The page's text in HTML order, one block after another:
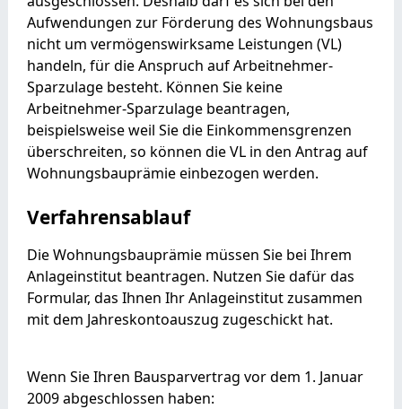
Aufwendungen zur Förderung des Wohnungsbaus
nicht um vermögenswirksame Leistungen (VL)
handeln, für die Anspruch auf Arbeitnehmer-
Sparzulage besteht. Können Sie keine
Arbeitnehmer-Sparzulage beantragen,
beispielsweise weil Sie die Einkommensgrenzen
überschreiten, so können die VL in den Antrag auf
Wohnungsbauprämie einbezogen werden.
Verfahrensablauf
Die Wohnungsbauprämie müssen Sie bei Ihrem
Anlageinstitut beantragen. Nutzen Sie dafür das
Formular, das Ihnen Ihr Anlageinstitut zusammen
mit dem Jahreskontoauszug zugeschickt hat.
Wenn Sie Ihren Bausparvertrag vor dem 1. Januar
2009 abgeschlossen haben: